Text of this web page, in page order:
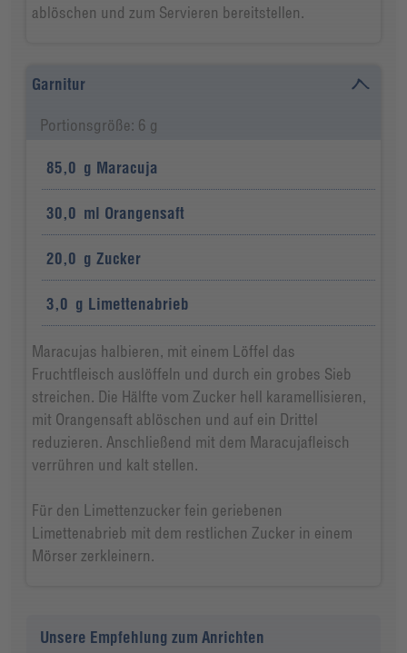
ablöschen und zum Servieren bereitstellen.
Garnitur
Portionsgröße: 6 g
85,0 g Maracuja
30,0 ml Orangensaft
20,0 g Zucker
3,0 g Limettenabrieb
Maracujas halbieren, mit einem Löffel das
Fruchtfleisch auslöffeln und durch ein grobes Sieb
streichen. Die Hälfte vom Zucker hell karamellisieren,
mit Orangensaft ablöschen und auf ein Drittel
reduzieren. Anschließend mit dem Maracujafleisch
verrühren und kalt stellen.
Für den Limettenzucker fein geriebenen
Limettenabrieb mit dem restlichen Zucker in einem
Mörser zerkleinern.
Unsere Empfehlung zum Anrichten